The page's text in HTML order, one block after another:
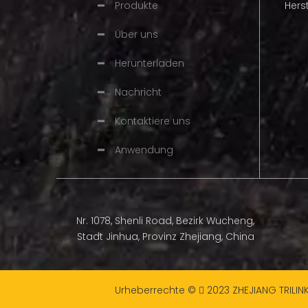
Produkte
Über uns
Herunterladen
Nachricht
Kontaktiere uns
Anwendung
Nr. 1078, Shenli Road, Bezirk Wucheng,
Stadt Jinhua, Provinz Zhejiang, China
Urheberrechte ©  2023 ZHEJIANG